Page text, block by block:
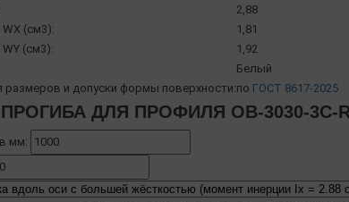
2,88
(см3):
1,81
(см3):
1,92
Белый
размеров и допуски формы поверхности:по ГОСТ 8617-2025
ДЛЯ ПРОФИЛЯ OB-3030-3С-
мм: